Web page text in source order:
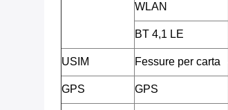
WLAN
BT 4,1 LE
USIM Fessure per carta
GPS GPS